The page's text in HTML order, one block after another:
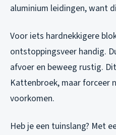
aluminium leidingen, want
Voor iets hardnekkigere
ontstoppingsveer handig.
afvoer en beweeg rustig.
Kattenbroek, maar forceer
voorkomen.
Heb je een tuinslang? Met